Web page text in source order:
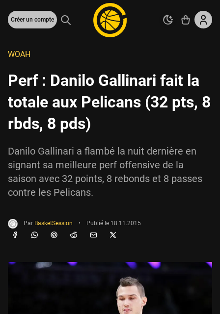
Créer un compte
WOAH
Perf : Danilo Gallinari fait la
totale aux Pelicans (32 pts, 8
rbds, 8 pds)
Danilo Gallinari a flambé la nuit dernière en
signant sa meilleure perf offensive de la
saison avec 32 points, 8 rebonds et 8 passes
contre les Pelicans.
Par BasketSession • Publié le 18.11.2015